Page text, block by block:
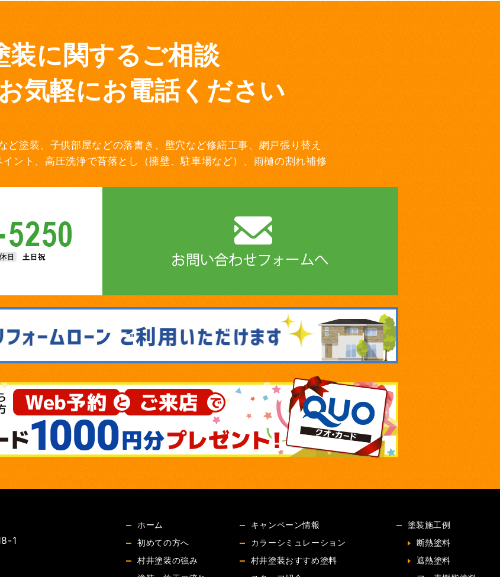
装に関するご相談
気軽にお電話ください
ど塗装、子供部屋などの落書き、壁穴など修繕工事、網戸張り替え
ント、高圧洗浄で苔落とし（擁壁、駐車場など）、雨樋の割れ補修
1
ホーム
初めての方へ
村井塗装の強み
キャンペーン情報
カラーシミュレーション
村井塗装おすすめ塗料
塗装施工例
断熱塗料
遮熱塗料